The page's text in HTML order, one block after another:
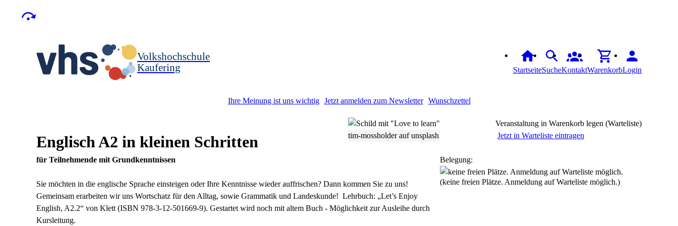
Volkshochschule
Kaufering
StartseiteSucheKontaktWarenkorbLogin
Ihre Meinung ist uns wichtig Jetzt anmelden zum Newsletter Wunschzettel
tim-mossholder auf unsplash
Englisch A2 in kleinen Schritten
für Teilnehmende mit Grundkenntnissen
Sie möchten in die englische Sprache einsteigen oder Ihre Kenntnisse wieder auffrischen? Dann kommen Sie zu uns!
Gemeinsam erarbeiten wir uns Wortschatz für den Alltag, sowie Grammatik und Landeskunde! Lehrbuch: „Let’s Enjoy
English, A2.2“ von Klett (ISBN 978-3-12-501669-9). Gestartet wird noch mit altem Buch - Möglichkeit zur Ausleihe durch
Kursleitung.
Veranstaltung in Warenkorb legen (Warteliste)
Jetzt in Warteliste eintragen
Belegung:
(keine freien Plätze. Anmeldung auf Warteliste möglich.)